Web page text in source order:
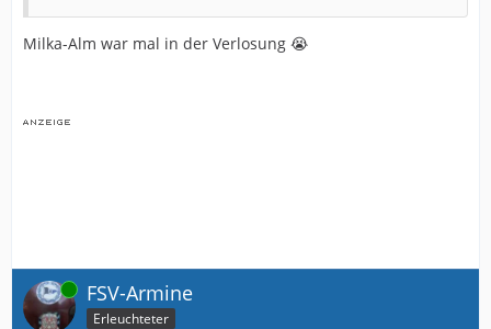
Milka-Alm war mal in der Verlosung 😭
Online FSV-Armine
Erleuchteter